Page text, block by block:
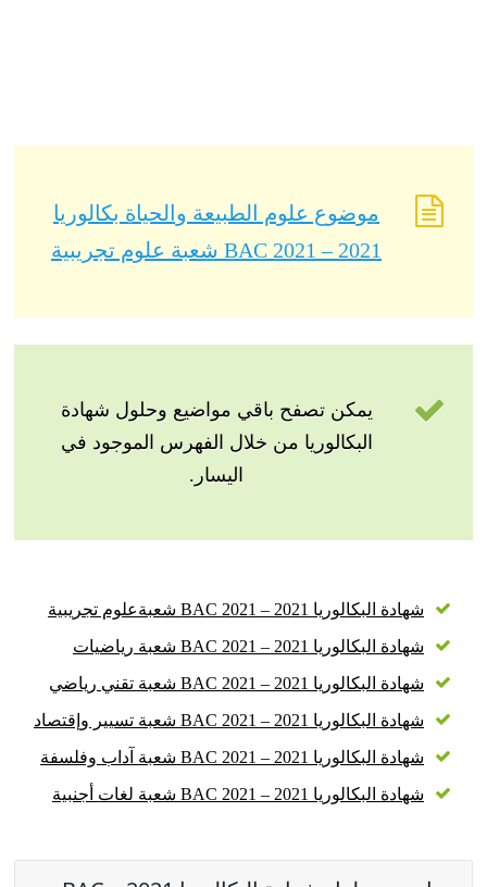
موضوع علوم الطبيعة والحياة بكالوريا
2021 – BAC 2021 شعبة علوم تجريبية
يمكن تصفح باقي مواضيع وحلول شهادة
البكالوريا من خلال الفهرس الموجود في
اليسار.
شهادة البكالوريا 2021 – BAC 2021 شعبةعلوم تجريبية
شهادة البكالوريا 2021 – BAC 2021 شعبة رياضيات
شهادة البكالوريا 2021 – BAC 2021 شعبة تقني رياضي
شهادة البكالوريا 2021 – BAC 2021 شعبة تسيير وإقتصاد
شهادة البكالوريا 2021 – BAC 2021 شعبة آداب وفلسفة
شهادة البكالوريا 2021 – BAC 2021 شعبة لغات أجنبية